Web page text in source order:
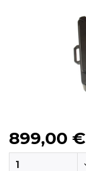
899,00 €